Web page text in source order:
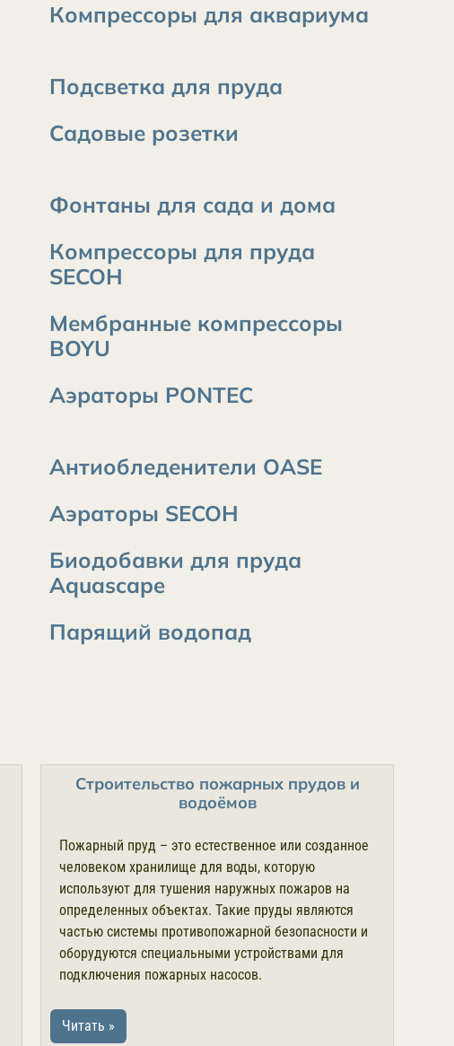
Компрессоры для аквариума
Подсветка для пруда
Садовые розетки
Фонтаны для сада и дома
Компрессоры для пруда
SECOH
Мембранные компрессоры
BOYU
Аэраторы PONTEC
Антиобледенители OASE
Аэраторы SECOH
Биодобавки для пруда
Aquascape
Парящий водопад
Строительство пожарных прудов и
водоёмов
Пожарный пруд – это естественное или созданное
человеком хранилище для воды, которую
используют для тушения наружных пожаров на
определенных объектах. Такие пруды являются
частью системы противопожарной безопасности и
оборудуются специальными устройствами для
подключения пожарных насосов.
Читать »